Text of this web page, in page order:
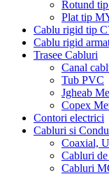
Rotund
Plat tip
Cablu rigid tip
Cablu rigid
Trasee Cabluri
Canal
Tub PVC
Jgheab
Copex
Contori electrici
Cabluri si
Coaxial,
Cabluri de
Cabluri